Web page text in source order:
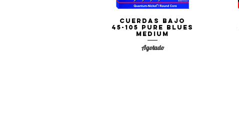
Vista rápida
Cuerdas Bajo
45-105 PURE BLUES
Medium
Agotado